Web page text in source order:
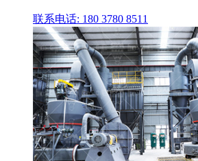
联系电话: 180 3780 8511